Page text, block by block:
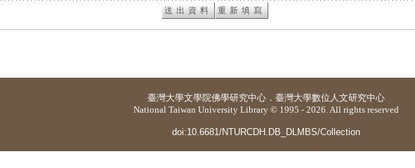
臺灣大學文學院佛學研究中心 ． 臺灣大學數位人文研究中心
National Taiwan University Library © 1995 - 2026. All rights reserved
doi:10.6681/NTURCDH.DB_DLMBS/Collection